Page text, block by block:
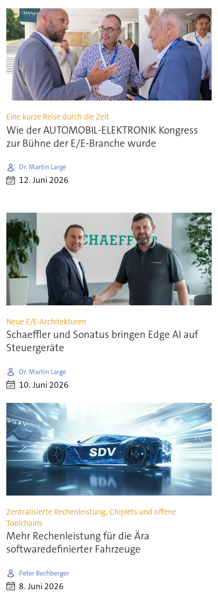
Eine kurze Reise durch die Zeit
Wie der AUTOMOBIL-ELEKTRONIK Kongress
zur Bühne der E/E-Branche wurde
Dr. Martin Large
12. Juni 2026
Neue E/E-Architekturen
Schaeffler und Sonatus bringen Edge AI auf
Steuergeräte
Dr. Martin Large
10. Juni 2026
Zentralisierte Rechenleistung, Chiplets und offene
Toolchains
Mehr Rechenleistung für die Ära
softwaredefinierter Fahrzeuge
Peter Bechberger
8. Juni 2026